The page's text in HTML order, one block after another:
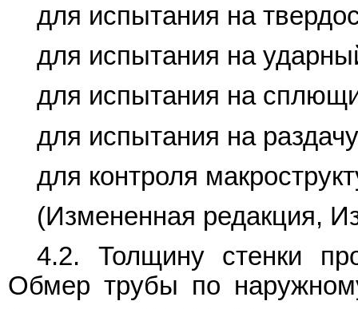
для испытания на
для испытания на
для испытания на
для испытания на
для контроля
(Измененная редакция,
4.2. Толщину стенки
Обмер трубы по